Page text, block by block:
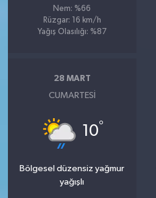
Nem: %66
Rüzgar: 16 km/h
Yağış Olasılığı: %87
28 MART
CUMARTESI
10°
Bölgesel düzensiz yağmur
yağışlı